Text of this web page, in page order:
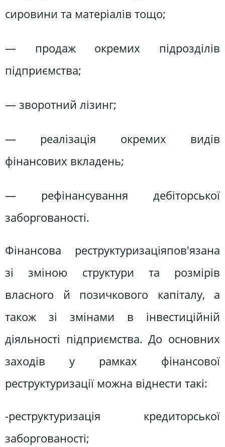
сировини та матеріалів тощо;
— продаж окремих підрозділів
підприємства;
— зворотний лізинг;
— реалізація окремих видів
фінансових вкладень;
— рефінансування дебіторської
заборгованості.
Фінансова реструктуризаціяпов'язана
зі зміною структури та розмірів
власного й позичкового капіталу, а
також зі змінами в інвестиційній
діяльності підприємства. До основних
заходів у рамках фінансової
реструктуризації можна віднести такі:
-реструктуризація кредиторської
заборгованості;